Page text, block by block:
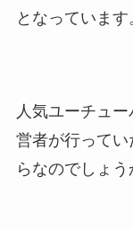
となっています
人気ユーチュ
営者が行ってい
らなのでしょう